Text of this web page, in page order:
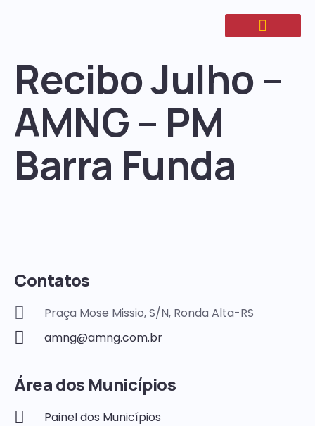
Recibo Julho –
AMNG – PM
Barra Funda
Contatos
Praça Mose Missio, S/N, Ronda Alta-RS
amng@amng.com.br
Área dos Municípios
Painel dos Municípios